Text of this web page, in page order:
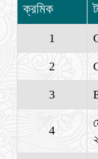
ক্রমিক
1
2
3
4